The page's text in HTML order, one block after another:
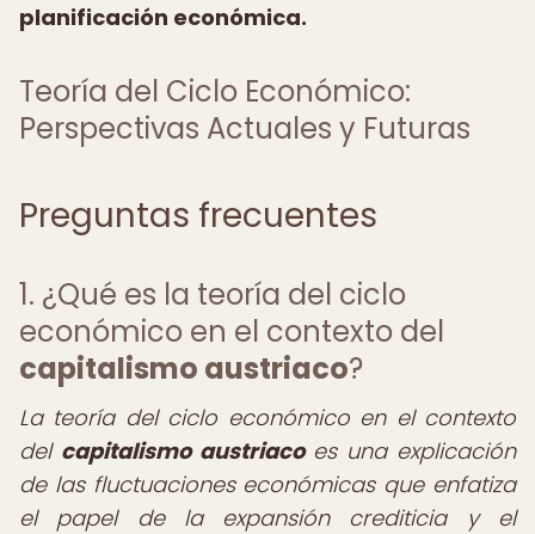
planificación económica.
Teoría del Ciclo Económico:
Perspectivas Actuales y Futuras
Preguntas frecuentes
1. ¿Qué es la teoría del ciclo
económico en el contexto del
capitalismo austriaco?
La teoría del ciclo económico en el contexto
del capitalismo austriacoes una explicación
de las fluctuaciones económicas que enfatiza
el papel de la expansión crediticia y el